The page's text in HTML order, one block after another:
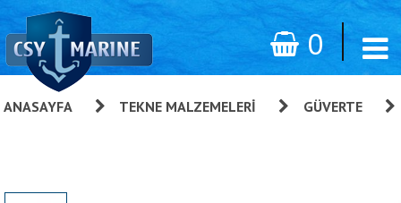
0
ANASAYFA TEKNE MALZEMELERI
GÜVERTE